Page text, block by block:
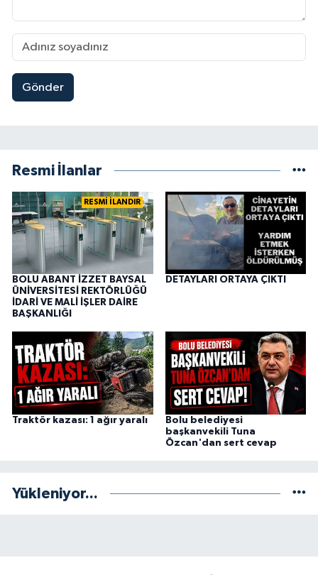
Gönder
Resmi İlanlar
RESMİ İLANDIR
BOLU ABANT İZZET BAYSAL
ÜNİVERSİTESİ REKTÖRLÜĞÜ
İDARİ VE MALİ İŞLER DAİRE
BAŞKANLIĞI
DETAYLARI ORTAYA ÇIKTI
Traktör kazası: 1 ağır yaralı
Bolu belediyesi
başkanvekili Tuna
Özcan'dan sert cevap
Yükleniyor...